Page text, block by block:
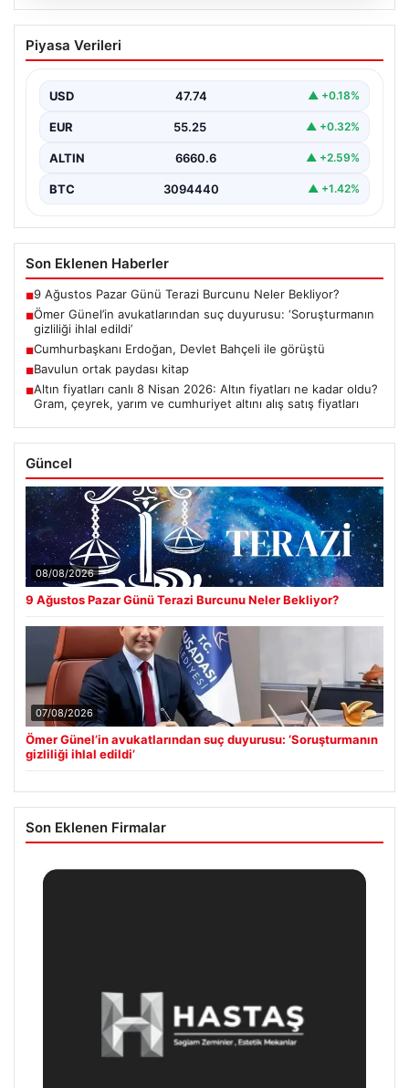
Ömer Günel’in avukatlarından suç
duyurusu: ‘Soruşturmanın gizliliği ihlal
Piyasa Verileri
USD 47.74 ▲ +0.18%
EUR 55.25 ▲ +0.32%
ALTIN 6660.6 ▲ +2.59%
BTC 3094440 ▲ +1.42%
Son Eklenen Haberler
■9 Ağustos Pazar Günü Terazi Burcunu Neler Bekliyor?
■Ömer Günel’in avukatlarından suç duyurusu: ‘Soruşturmanın
gizliliği ihlal edildi’
■Cumhurbaşkanı Erdoğan, Devlet Bahçeli ile görüştü
■Bavulun ortak paydası kitap
■Altın fiyatları canlı 8 Nisan 2026: Altın fiyatları ne kadar oldu?
Gram, çeyrek, yarım ve cumhuriyet altını alış satış fiyatları
Güncel
08/08/2026
9 Ağustos Pazar Günü Terazi Burcunu Neler Bekliyor?
07/08/2026
Ömer Günel’in avukatlarından suç duyurusu: ‘Soruşturmanın
gizliliği ihlal edildi’
Son Eklenen Firmalar